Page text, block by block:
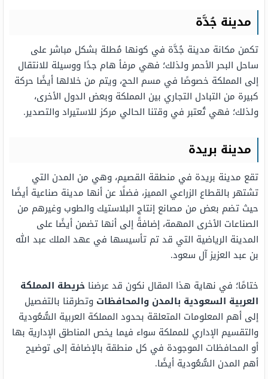
مدينة جُدَّة
تكمن مكانة مدينة جُدَّة في كونها مُطلة بشكل مباشر على
ساحل البحر الأحمر ولذلك؛ فهي مرفأ هام جدًا ووسيلة للانتقال
إلى المملكة خصوصًا في مسم الحج، ويتم من خلالها أيضًا حركة
كبيرة من التبادل التجاري بين المملكة وبعض الدول الأخرى،
ولذلك؛ فهي تُعتبر في وقتنا الحالي مركز للاستيراد والتصدير.
مدينة بريدة
تقع مدينة بريدة في منطقة القصيم، وهي من المدن التي
تشتهر بالقطاع الزراعي المميز، فضلًا عن أنها مدينة صناعية أيضًا
حيث تضم بعض من مصانع إنتاج البلاستيك والطوب وغيرهم من
الصناعات الأخرى المهمة، إضافةً إلى أنها تضمن أيضًا على
المدينة الرياضية التي قد تم تأسيسها في عهد الملك عبد الله
بن عبد العزيز آل سعود.
ختامًا؛ في نهاية هذا المقال نكون قد عرضنا خريطة المملكة
العربية السعودية بالمدن والمحافظات وتطرقنا بالتفصيل
إلى أهم المعلومات المتعلقة بحدود المملكة العربية السُّعُودية
والتقسيم الإداري للمملكة سواء فيما يخص المناطق الإدارية بها
أو المحافظات الموجودة في كل منطقة بالإضافة إلى توضيح
أهم المدن السُّعُودية أيضًا.